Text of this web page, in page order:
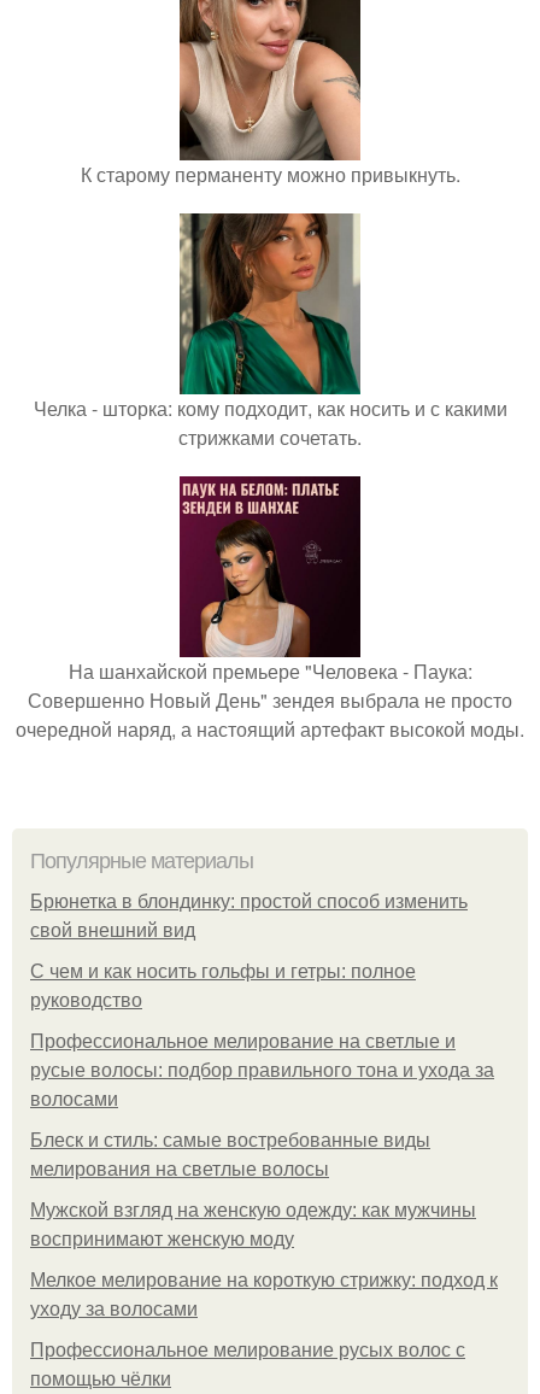
К старому перманенту можно привыкнуть.
Челка - шторка: кому подходит, как носить и с какими
стрижками сочетать.
На шанхайской премьере "Человека - Паука:
Совершенно Новый День" зендея выбрала не просто
очередной наряд, а настоящий артефакт высокой моды.
Популярные материалы
Брюнетка в блондинку: простой способ изменить
свой внешний вид
С чем и как носить гольфы и гетры: полное
руководство
Профессиональное мелирование на светлые и
русые волосы: подбор правильного тона и ухода за
волосами
Блеск и стиль: самые востребованные виды
мелирования на светлые волосы
Мужской взгляд на женскую одежду: как мужчины
воспринимают женскую моду
Мелкое мелирование на короткую стрижку: подход к
уходу за волосами
Профессиональное мелирование русых волос с
помощью чёлки